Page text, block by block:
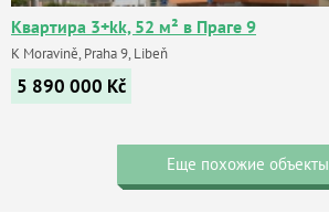
Квартира 3+kk, 52 м² в Праге 9
K Moravině, Praha 9, Libeň
5 890 000 Kč
Еще похожие объекты